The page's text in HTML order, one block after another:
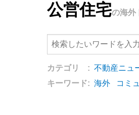
公営住宅の海外
カテゴリ : 不動産ニュ
キーワード: 海外 コミ